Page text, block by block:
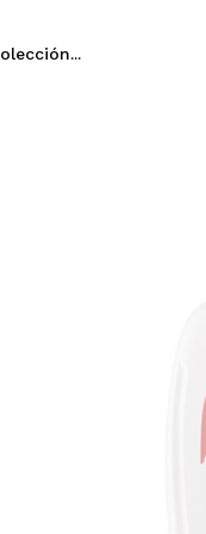
Al crear una cuenta
rápidamente, revisar
colori